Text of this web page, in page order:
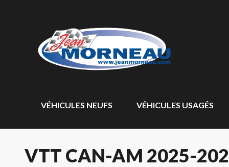
VÉHICULES NEUFS VÉHICULES USAGÉS
VTT CAN-AM 2025-